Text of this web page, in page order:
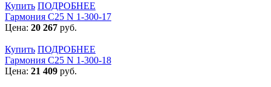
Купить ПОДРОБНЕЕ
Гармония С25 N 1-300-17
Цена: 20 267 руб.
Купить ПОДРОБНЕЕ
Гармония С25 N 1-300-18
Цена: 21 409 руб.